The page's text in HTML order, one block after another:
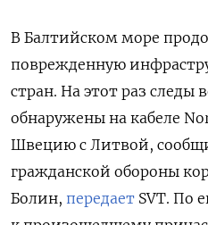
В Балтийском море
поврежденную
стран. На этот раз следы
обнаружены на кабеле
Швецию с Литвой,
гражданской обороны
Болин, передает SVT. По